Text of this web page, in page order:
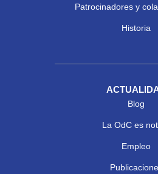
Patrocinadores y
Historia
Blog
La OdC es
Empleo